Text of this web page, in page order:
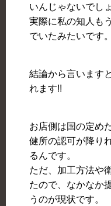
いんじゃないでし
実際に私の知人も
でいたみたいです。
結論から言います
れます!!
お店側は国の定め
健所の認可が降り
るんです。
ただ、加工方法や
たので、なかなか
うのが現状です。